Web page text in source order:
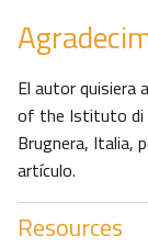
El autor quisiera
of the Istituto di
Brugnera, Italia,
artículo.
Resources